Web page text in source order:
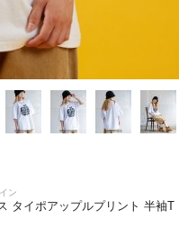
ン
タイポアップルプリント 半袖T